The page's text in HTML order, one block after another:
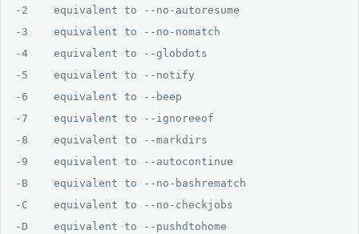
-2    equivalent to --no-autoresume
-3    equivalent to --no-nomatch
-4    equivalent to --globdots
-5    equivalent to --notify
-6    equivalent to --beep
-7    equivalent to --ignoreeof
-8    equivalent to --markdirs
-9    equivalent to --autocontinue
-B    equivalent to --no-bashrematch
-C    equivalent to --no-checkjobs
-D    equivalent to --pushdtohome